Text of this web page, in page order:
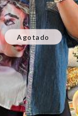
Agotado